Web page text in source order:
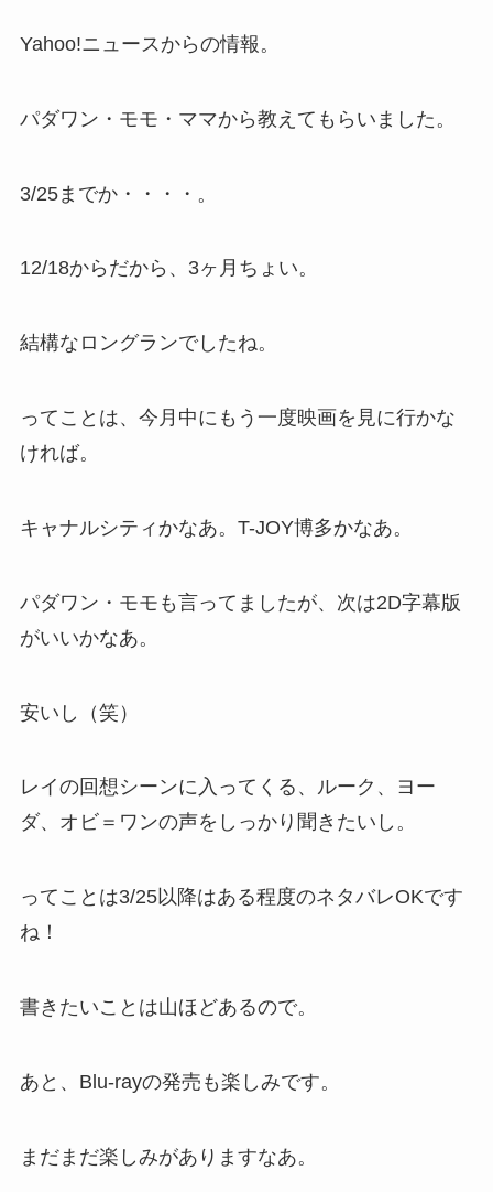
Yahoo!ニュースからの情報。
パダワン・モモ・ママから教えてもらいました。
3/25までか・・・・。
12/18からだから、3ヶ月ちょい。
結構なロングランでしたね。
ってことは、今月中にもう一度映画を見に行かな
ければ。
キャナルシティかなあ。T-JOY博多かなあ。
パダワン・モモも言ってましたが、次は2D字幕版
がいいかなあ。
安いし（笑）
レイの回想シーンに入ってくる、ルーク、ヨー
ダ、オビ＝ワンの声をしっかり聞きたいし。
ってことは3/25以降はある程度のネタバレOKです
ね！
書きたいことは山ほどあるので。
あと、Blu-rayの発売も楽しみです。
まだまだ楽しみがありますなあ。